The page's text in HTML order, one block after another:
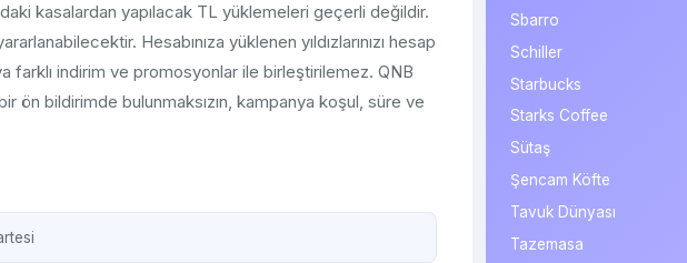
kasalardan yapılacak TL yüklemeleri geçerli değildir.
Hesabınıza yüklenen yıldızlarınızı hesap
farklı indirim ve promosyonlar ile birleştirilemez. QNB
ön bildirimde bulunmaksızın, kampanya koşul, süre ve
Sbarro
Schiller
Starbucks
Starks Coffee
Sütaş
Şencam Köfte
Tavuk Dünyası
Tazemasa